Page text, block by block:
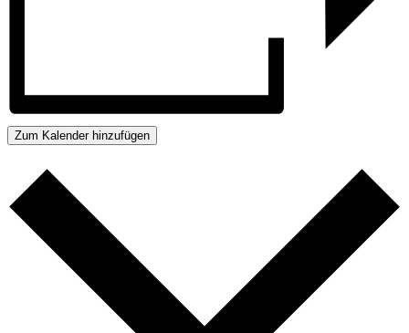
Zum Kalender hinzufügen